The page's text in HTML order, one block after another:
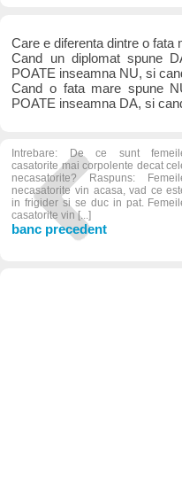
Care e diferenta dintre o fata
Cand un diplomat spune
POATE inseamna NU, si
Cand o fata mare spune
POATE inseamna DA, si
Intrebare: De ce sunt
casatorite mai corpolente decat
necasatorite? Raspuns:
necasatorite vin acasa, vad ce
in frigider si se duc in pat.
casatorite vin [...]
banc precedent